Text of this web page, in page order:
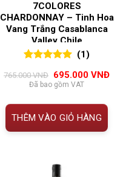
7COLORES
CHARDONNAY – Tinh Hoa
Vang Trắng Casablanca
Valley Chile
đánh giá
(1)
765.000VNĐ Giá
gốc
là:
765.000 VNĐ.
695.000 VNĐGiá
Đã bao gồm VAT
THÊM VÀO GIỎ HÀNG